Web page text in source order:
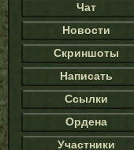
Чат
Новости
Скриншоты
Написать
Ссылки
Ордена
Участники